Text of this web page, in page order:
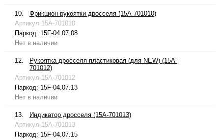
10.
Фрикцион рукоятки дросселя (15A-701010)
Артикул 15A-701010
Паркод: 15F-04.07.08
Нет в наличии
12.
Рукоятка дросселя пластиковая (для NEW) (15A-
701012)
Артикул 15A-701012
Паркод: 15F-04.07.13
Нет в наличии
13.
Индикатор дросселя (15A-701013)
Артикул 15A-701013
Паркод: 15F-04.07.15